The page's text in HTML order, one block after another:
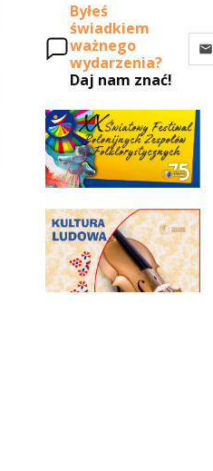
Byłeś
świadkiem
ważnego
wydarzenia?
Daj nam znać!